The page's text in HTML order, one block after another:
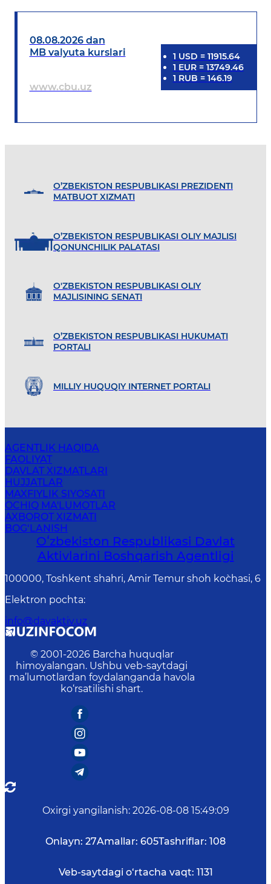
08.08.2026 dan
MB valyuta kurslari
www.cbu.uz
1 USD = 11915.64
1 EUR= 13749.46
1 RUB = 146.19
O’ZBEKISTON RESPUBLIKASI PREZIDENTI
MATBUOT XIZMATI
O’ZBEKISTON RESPUBLIKASI OLIY MAJLISI
QONUNCHILIK PALATASI
O'ZBEKISTON RESPUBLIKASI OLIY
MAJLISINING SENATI
O’ZBEKISTON RESPUBLIKASI HUKUMATI
PORTALI
MILLIY HUQUQIY INTERNET PORTALI
AGENTLIK HAQIDA
FAOLIYAT
DAVLAT XIZMATLARI
HUJJATLAR
MAXFIYLIK SIYOSATI
OCHIQ MA'LUMOTLAR
AXBOROT XIZMATI
BOG‘LANISH
Oʻzbekiston Respublikasi Davlat
Aktivlarini Boshqarish Agentligi
100000, Toshkent shahri, Amir Temur shoh ko`chasi, 6
Elektron pochta:
info@davaktiv.uz
© 2001-2026 Barcha huquqlar
himoyalangan. Ushbu veb-saytdagi
ma’lumotlardan foydalanganda havola
ko‘rsatilishi shart.
Oxirgi yangilanish: 2026-08-08 15:49:09
Onlayn: 27Amallar: 605Tashriflar: 108
Veb-saytdagi o‘rtacha vaqt: 1131